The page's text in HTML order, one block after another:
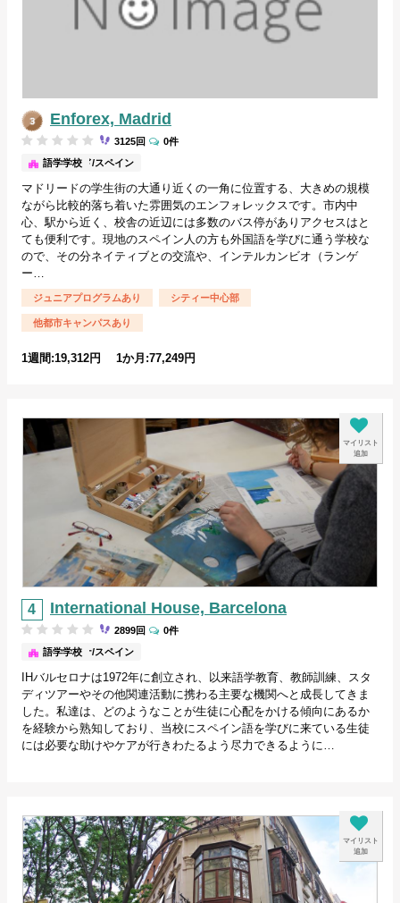
Enforex, Madrid
マドリード/スペイン
語学学校
3125回 0件
マドリードの学生街の大通り近くの一角に位置する、大きめの規模
ながら比較的落ち着いた雰囲気のエンフォレックスです。市内中
心、駅から近く、校舎の近辺には多数のバス停がありアクセスはと
ても便利です。現地のスペイン人の方も外国語を学びに通う学校な
ので、その分ネイティブとの交流や、インテルカンビオ（ランゲ
ー…
ジュニアプログラムあり シティー中心部
他都市キャンパスあり
1週間:19,312円 1か月:77,249円
マイリスト
追加
International House, Barcelona
バルセロナ/スペイン
語学学校
2899回 0件
IHバルセロナは1972年に創立され、以来語学教育、教師訓練、スタ
ディツアーやその他関連活動に携わる主要な機関へと成長してきま
した。私達は、どのようなことが生徒に心配をかける傾向にあるか
を経験から熟知しており、当校にスペイン語を学びに来ている生徒
には必要な助けやケアが行きわたるよう尽力できるように…
マイリスト
追加